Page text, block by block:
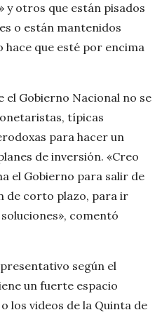
y otros que están pisados
o están mantenidos
que esté por encima
el Gobierno Nacional no se
típicas
para hacer un
de inversión. «Creo
el Gobierno para salir de
de corto plazo, para ir
comentó
según el
un fuerte espacio
los videos de la Quinta de